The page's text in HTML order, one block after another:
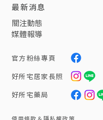
官方粉絲專頁
好所宅居家長照
好所宅​藥局
最新消息
關注動態
媒體報導